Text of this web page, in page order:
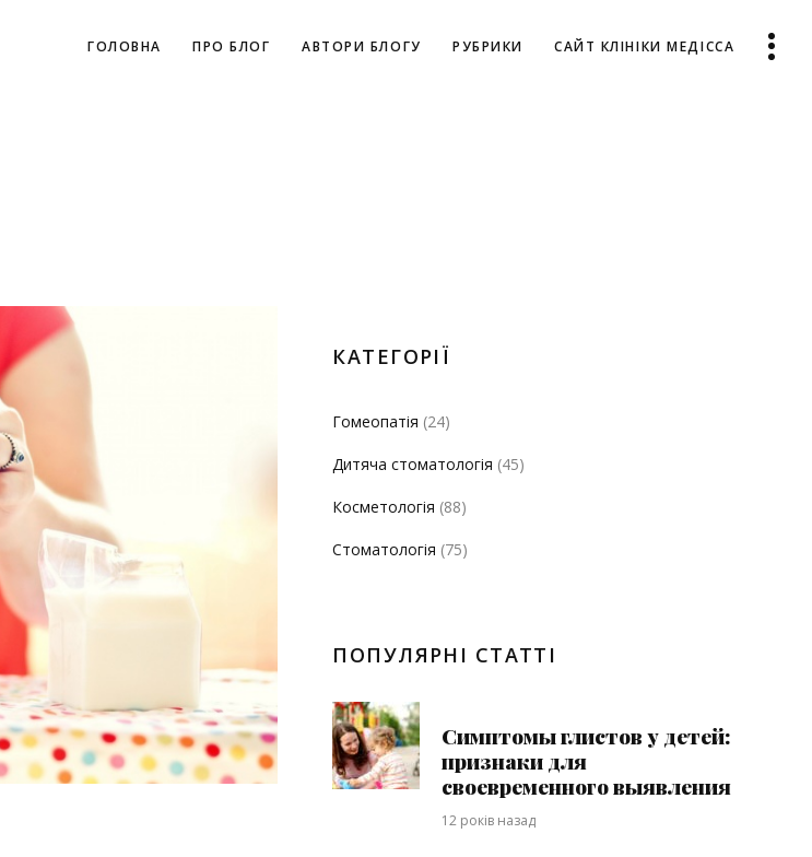
ГОЛОВНА ПРО БЛОГ АВТОРИ БЛОГУ РУБРИКИ САЙТ КЛІНІКИ МЕДІССА
КАТЕГОРІЇ
Гомеопатія (24)
Дитяча стоматологія (45)
Косметологія (88)
Стоматологія (75)
ПОПУЛЯРНІ СТАТТІ
Симптомы глистов у детей:
признаки для
своевременного выявления
12 років назад